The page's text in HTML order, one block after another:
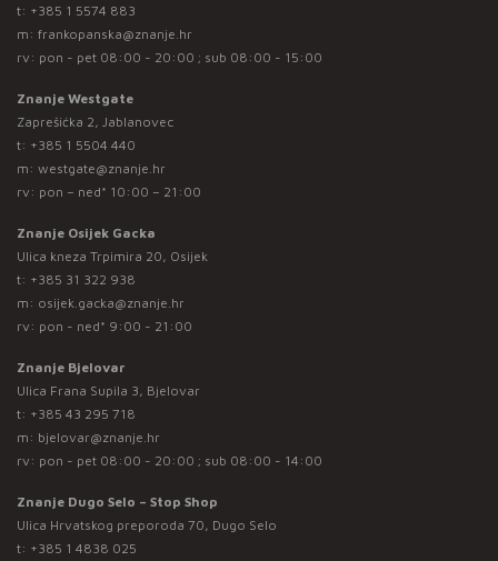
t: +385 1 5574 883
m: frankopanska@znanje.hr
rv: pon - pet 08:00 - 20:00 ; sub 08:00 - 15:00
Znanje Westgate
Zaprešićka 2, Jablanovec
t: +385 1 5504 440
m: westgate@znanje.hr
rv: pon – ned* 10:00 – 21:00
Znanje Osijek Gacka
Ulica kneza Trpimira 20, Osijek
t: +385 31 322 938
m: osijek.gacka@znanje.hr
rv: pon - ned* 9:00 - 21:00
Znanje Bjelovar
Ulica Frana Supila 3, Bjelovar
t: +385 43 295 718
m: bjelovar@znanje.hr
rv: pon - pet 08:00 - 20:00 ; sub 08:00 - 14:00
Znanje Dugo Selo – Stop Shop
Ulica Hrvatskog preporoda 70, Dugo Selo
t: +385 1 4838 025